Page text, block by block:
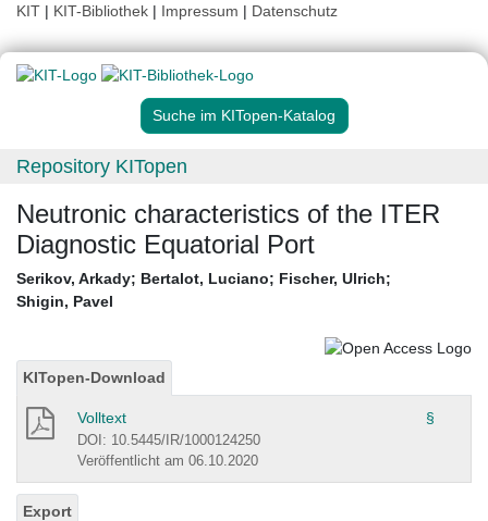
KIT | KIT-Bibliothek | Impressum | Datenschutz
Suche im KITopen-Katalog
Repository KITopen
Neutronic characteristics of the ITER
Diagnostic Equatorial Port
Serikov, Arkady; Bertalot, Luciano; Fischer, Ulrich;
Shigin, Pavel
KITopen-Download
Volltext §
DOI: 10.5445/IR/1000124250
Veröffentlicht am 06.10.2020
Export